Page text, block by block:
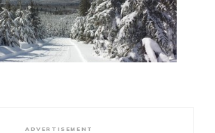
ADVERTISEMENT